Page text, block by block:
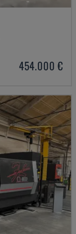
454.000 €